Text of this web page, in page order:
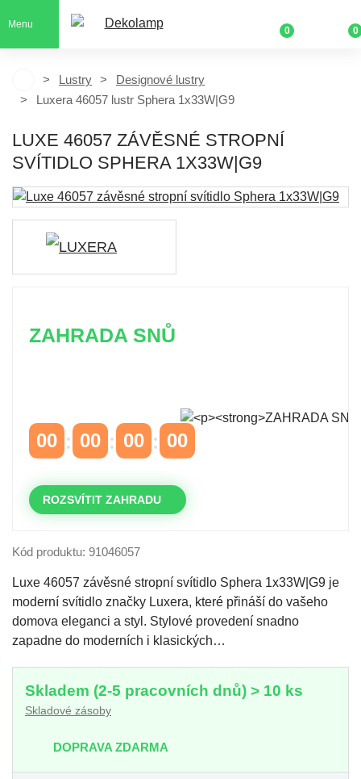
Menu
0 0
Lustry
Designové lustry
Luxera 46057 lustr Sphera 1x33W|G9
LUXE 46057 ZÁVĚSNÉ STROPNÍ
SVÍTIDLO SPHERA 1X33W|G9
ZAHRADA SNŮ
00 00 00 00
ROZSVÍTIT ZAHRADU
Kód produktu: 91046057
Luxe 46057 závěsné stropní svítidlo Sphera 1x33W|G9 je
moderní svítidlo značky Luxera, které přináší do vašeho
domova eleganci a styl. Stylové provedení snadno
zapadne do moderních i klasických…
Skladem (2-5 pracovních dnů) > 10 ks
Skladové zásoby
DOPRAVA ZDARMA